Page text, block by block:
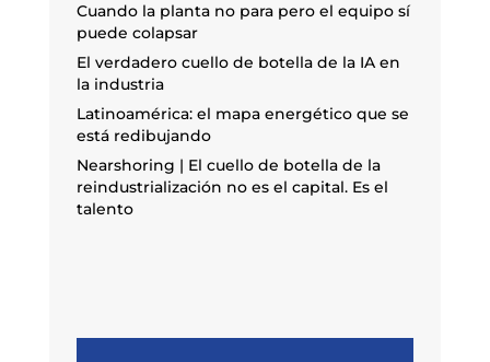
Cuando la planta no para pero el equipo sí
puede colapsar
El verdadero cuello de botella de la IA en
la industria
Latinoamérica: el mapa energético que se
está redibujando
Nearshoring | El cuello de botella de la
reindustrialización no es el capital. Es el
talento